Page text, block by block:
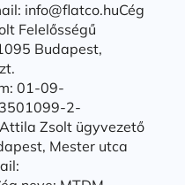
info@flatco.huCég
Felelősségű
Budapest,
01-09-
2-
Zsolt ügyvezető
Mester utca